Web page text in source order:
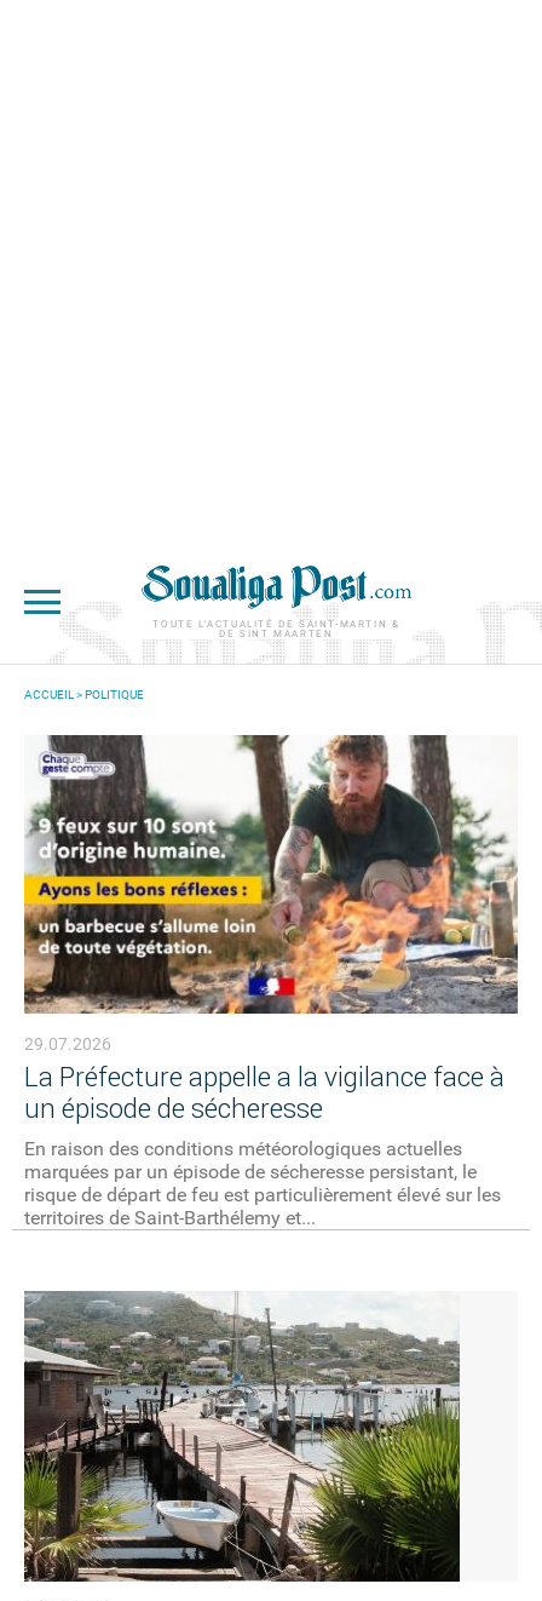
TOUTE L'ACTUALITÉ DE SAINT-MARTIN &
DE SINT MAARTEN
ACCUEIL >POLITIQUE
29.07.2026
La Préfecture appelle a la vigilance face à
un épisode de sécheresse
En raison des conditions météorologiques actuelles
marquées par un épisode de sécheresse persistant, le
risque de départ de feu est particulièrement élevé sur les
territoires de Saint-Barthélemy et...